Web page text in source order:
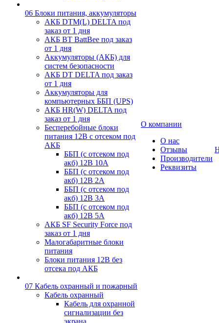
06 Блоки питания, аккумуляторы
АКБ DTM(L) DELTA под
заказ от 1 дня
АКБ BT BattBee под заказ
от 1 дня
Аккумуляторы (АКБ) для
систем безопасности
АКБ DT DELTA под заказ
от 1 дня
Аккумуляторы для
компьютерных ББП (UPS)
АКБ HR(W) DELTA под
заказ от 1 дня
Бесперебойные блоки
питания 12В с отсеком под
АКБ
ББП (с отсеком под
акб) 12В 10А
ББП (с отсеком под
акб) 12В 2А
ББП (с отсеком под
акб) 12В 3А
ББП (с отсеком под
акб) 12В 5А
АКБ SF Security Force под
заказ от 1 дня
Малогабаритные блоки
питания
Блоки питания 12В без
отсека под АКБ
07 Кабель охранный и пожарный
Кабель охранный
Кабель для охранной
сигнализации без
экрана
О компании
О нас
Отзывы
Производители
Реквизиты